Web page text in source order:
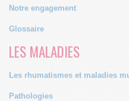
Notre engagement
Glossaire
LES MALADIES
Les rhumatismes et maladies
Pathologies